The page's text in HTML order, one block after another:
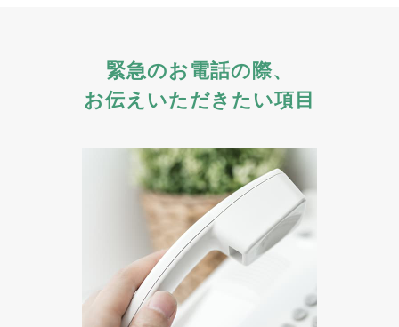
緊急のお電話の際、
お伝えいただきたい項目